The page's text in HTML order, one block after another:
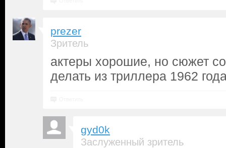
prezer
Зритель
актеры хорошие, но сюжет
делать из триллера 1962
gyd0k
Заслуженный зритель